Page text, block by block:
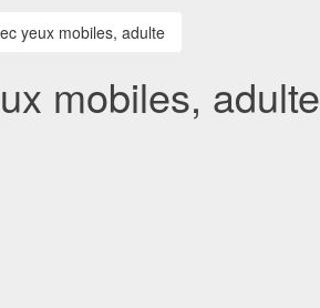
yeux mobiles, adulte
mobiles, adulte